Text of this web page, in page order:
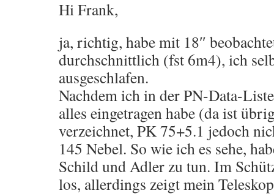
Hi Frank,
ja, richtig, habe mit 18″
durchschnittlich (fst 6m4), ich
ausgeschlafen.
Nachdem ich in der PN-Data-
alles eingetragen habe (da ist
verzeichnet, PK 75+5.1 jedoch
145 Nebel. So wie ich es sehe,
Schild und Adler zu tun. Im
los, allerdings zeigt mein